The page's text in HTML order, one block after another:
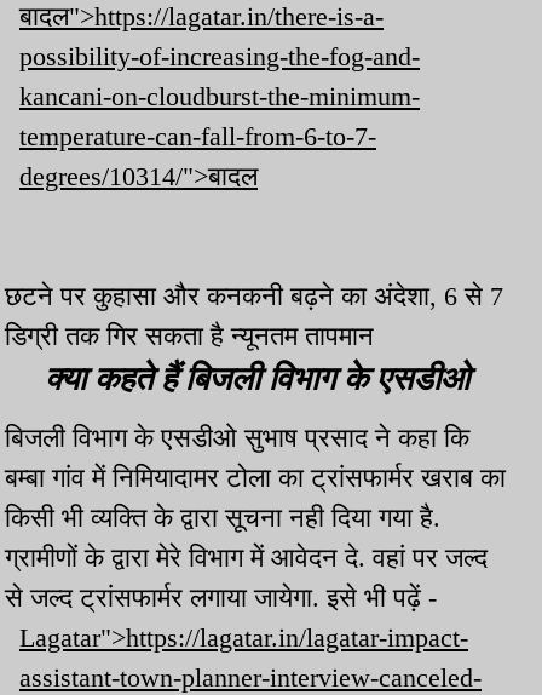
बादल">https://lagatar.in/there-is-a-
possibility-of-increasing-the-fog-and-
kancani-on-cloudburst-the-minimum-
temperature-can-fall-from-6-to-7-
degrees/10314/">बादल
छटने पर कुहासा और कनकनी बढ़ने का अंदेशा, 6 से 7
डिग्री तक गिर सकता है न्यूनतम तापमान
क्या कहते हैं बिजली विभाग के एसडीओ
बिजली विभाग के एसडीओ सुभाष प्रसाद ने कहा कि
बम्बा गांव में निमियादामर टोला का ट्रांसफार्मर खराब का
किसी भी व्यक्ति के द्वारा सूचना नही दिया गया है.
ग्रामीणों के द्वारा मेरे विभाग में आवेदन दे. वहां पर जल्द
से जल्द ट्रांसफार्मर लगाया जायेगा. इसे भी पढ़ें -
Lagatar">https://lagatar.in/lagatar-impact-
assistant-town-planner-interview-canceled-